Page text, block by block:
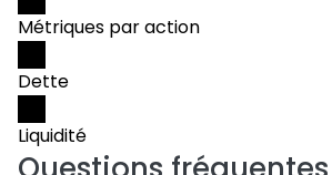
Métriques par action
Dette
Liquidité